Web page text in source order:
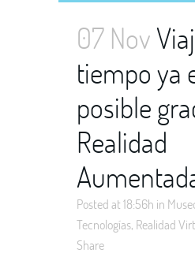
07 Nov
tiempo ya
posible
Realidad
Posted at 18:56h in
Tecnologías, Realidad
Share